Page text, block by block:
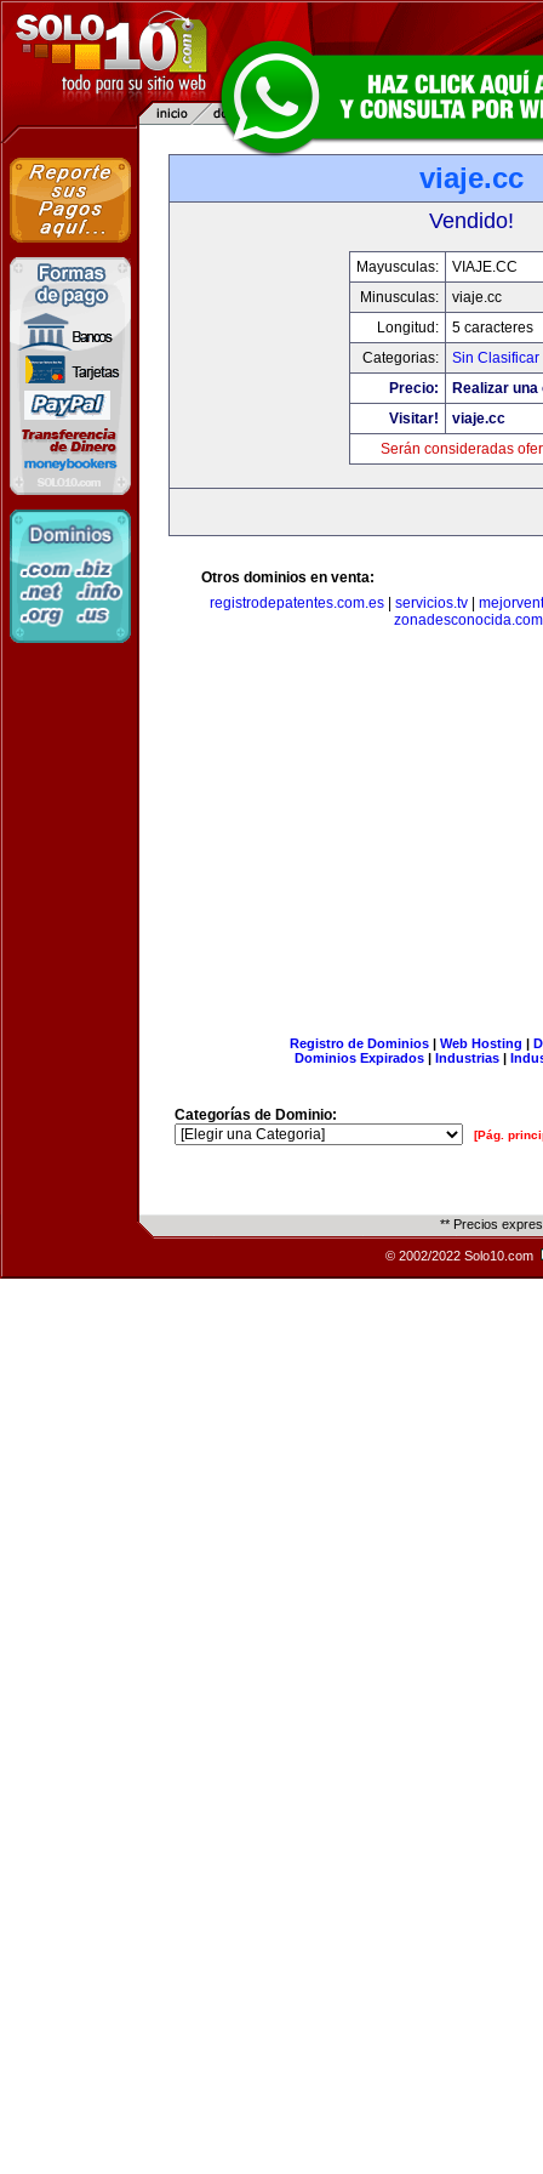
viaje.cc
Vendido!
Mayusculas:
VIAJE.CC
Minusculas:
viaje.cc
Longitud:
5 caracteres
Categorias:
Sin Clasificar
Precio:
Realizar
Visitar!
viaje.cc
Serán consideradas
Otros dominios en venta:
registrodepatentes.com.es
servicios.tv
zonadesconocida.com
Registro de Dominios| Web Hosting |
Dominios Expirados | Industrias |
Categorías de Dominio:
[Pág.
** Precios
© 2002/2022 Solo10.com